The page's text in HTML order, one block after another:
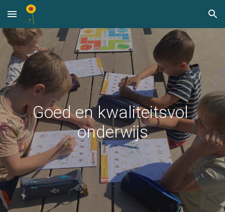
Skip to main content Skip to navigation
Goed en kwaliteitsvol
onderwijs